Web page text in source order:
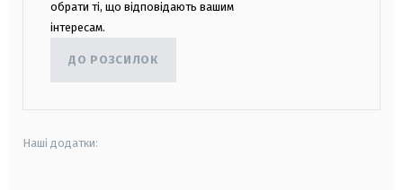
обрати ті, що відповідають вашим
інтересам.
ДО РОЗСИЛОК
Наші додатки: